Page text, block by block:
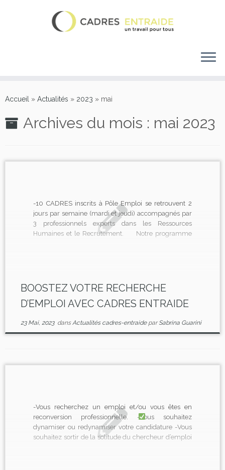
Accueil » Actualités » 2023 » mai
Archives du mois : mai 2023
-10 CADRES inscrits à Pôle Emploi se retrouvent 2
jours par semaine (mardi et jeudi) accompagnés par
3 professionnels experts dans les Ressources
Humaines et le Recrutement.
Notre programme
BOOSTEZ VOTRE RECHERCHE
D’EMPLOI AVEC CADRES ENTRAIDE
23 Mai, 2023dansActualités cadres-entraide parSabrina Guarini
-Vous recherchez un emploi et/ou vous êtes en
reconversion professionnelle. -Vous souhaitez
dynamiser ou redynamiser votre candidature -Vous
souhaitez sortir de la solitude du chercheur d’emploi